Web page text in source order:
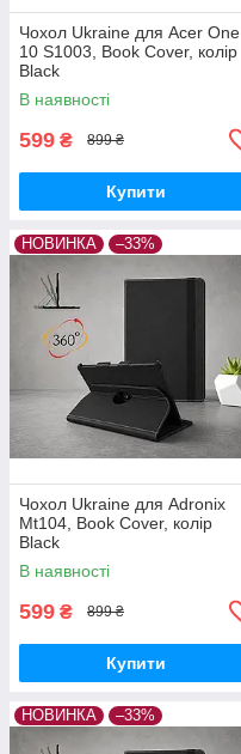
Чохол Ukraine для Acer One
10 S1003, Book Cover, колір
Black
В наявності
599 ₴ 899 ₴
Купити
НОВИНКА –33%
Чохол Ukraine для Adronix
Mt104, Book Cover, колір
Black
В наявності
599 ₴ 899 ₴
Купити
НОВИНКА –33%